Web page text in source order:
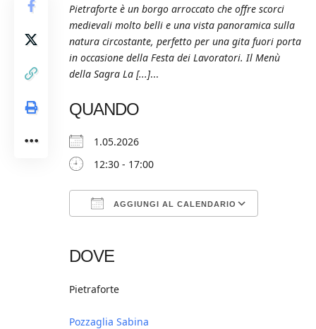
Pietraforte è un borgo arroccato che offre scorci
medievali molto belli e una vista panoramica sulla
natura circostante, perfetto per una gita fuori porta
in occasione della Festa dei Lavoratori. Il Menù
della Sagra La [...]...
QUANDO
1.05.2026
12:30 - 17:00
AGGIUNGI AL CALENDARIO
DOVE
Pietraforte
Pozzaglia Sabina